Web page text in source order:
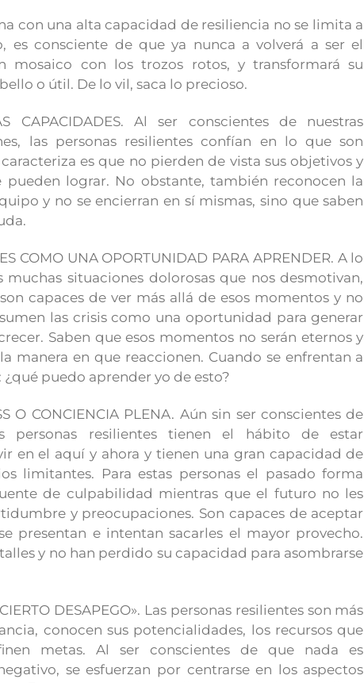
con una alta capacidad de resiliencia no se limita a
es consciente de que ya nunca a volverá a ser el
mosaico con los trozos rotos, y transformará su
o útil. De lo vil, saca lo precioso.
CAPACIDADES. Al ser conscientes de nuestras
las personas resilientes confían en lo que son
es que no pierden de vista sus objetivos y
pueden lograr. No obstante, también reconocen la
y no se encierran en sí mismas, sino que saben
COMO UNA OPORTUNIDAD PARA APRENDER. A lo
situaciones dolorosas que nos desmotivan,
capaces de ver más allá de esos momentos y no
las crisis como una oportunidad para generar
Saben que esos momentos no serán eternos y
manera en que reaccionen. Cuando se enfrentan a
puedo aprender yo de esto?
O CONCIENCIA PLENA. Aún sin ser conscientes de
personas resilientes tienen el hábito de estar
en el aquí y ahora y tienen una gran capacidad de
limitantes. Para estas personas el pasado forma
de culpabilidad mientras que el futuro no les
y preocupaciones. Son capaces de aceptar
presentan e intentan sacarles el mayor provecho.
y no han perdido su capacidad para asombrarse
DESAPEGO». Las personas resilientes son más
conocen sus potencialidades, los recursos que
metas. Al ser conscientes de que nada es
se esfuerzan por centrarse en los aspectos